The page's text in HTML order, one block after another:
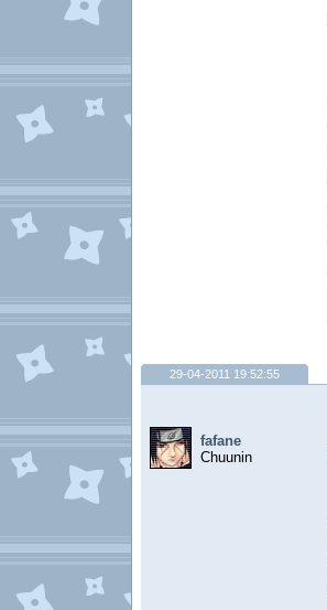
29-04-2011 19:52:55
fafane
Chuunin